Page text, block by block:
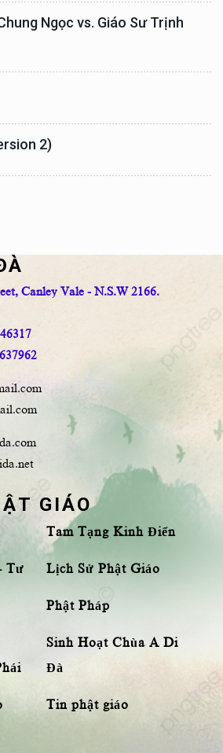
Ngọc vs. Giáo Sư Trịnh
2)
Canley Vale - N.S.W 2166.
GIÁO
Tư
Tam Tạng Kinh Điển
Lịch Sử Phật Giáo
Phật Pháp
Sinh Hoạt Chùa A Di
Đà
Tin phật giáo